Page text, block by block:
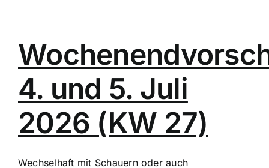
2026
(KW
4. und 5. Juli
2026 (KW 27)
Wechselhaft mit Schauern oder auch